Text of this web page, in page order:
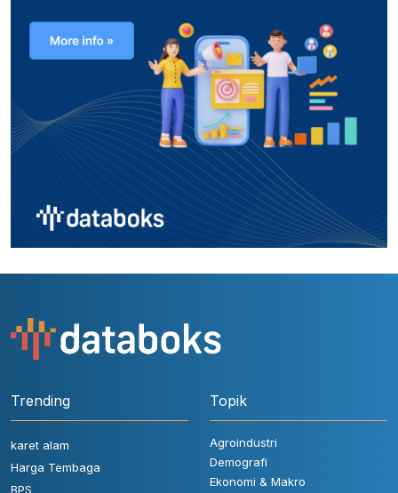
Trending
karet alam
Harga Tembaga
BPS
Topik
Agroindustri
Demografi
Ekonomi & Makro